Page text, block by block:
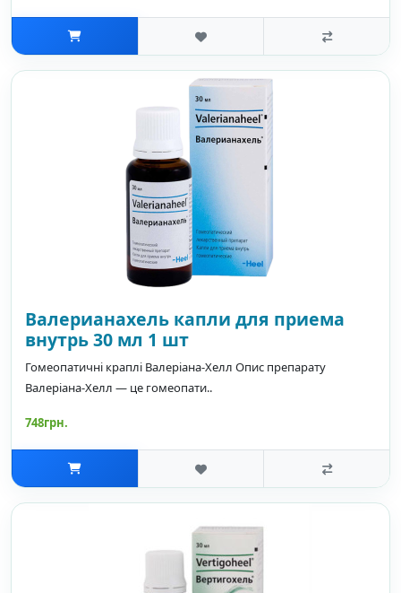
Валерианахель капли для приема
внутрь 30 мл 1 шт
Гомеопатичні краплі Валеріана-Хелл Опис препарату
Валеріана-Хелл — це гомеопати..
748грн.